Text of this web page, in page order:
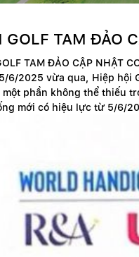
GOLF TAM ĐẢO
TAM ĐẢO CẬP NHẬT
6/2025 vừa qua, Hiệp hội
một phần không thể thiếu
mới có hiệu lực từ 5/6/